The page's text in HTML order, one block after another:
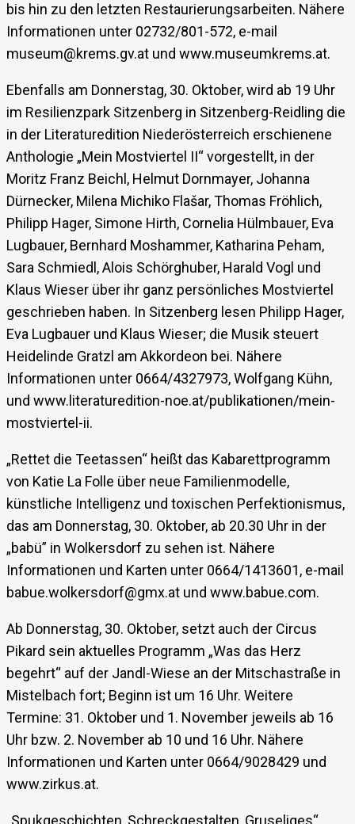
bis hin zu den letzten Restaurierungsarbeiten. Nähere
Informationen unter 02732/801-572, e-mail
museum@krems.gv.at und www.museumkrems.at.
Ebenfalls am Donnerstag, 30. Oktober, wird ab 19 Uhr
im Resilienzpark Sitzenberg in Sitzenberg-Reidling die
in der Literaturedition Niederösterreich erschienene
Anthologie „Mein Mostviertel II“ vorgestellt, in der
Moritz Franz Beichl, Helmut Dornmayer, Johanna
Dürnecker, Milena Michiko Flašar, Thomas Fröhlich,
Philipp Hager, Simone Hirth, Cornelia Hülmbauer, Eva
Lugbauer, Bernhard Moshammer, Katharina Peham,
Sara Schmiedl, Alois Schörghuber, Harald Vogl und
Klaus Wieser über ihr ganz persönliches Mostviertel
geschrieben haben. In Sitzenberg lesen Philipp Hager,
Eva Lugbauer und Klaus Wieser; die Musik steuert
Heidelinde Gratzl am Akkordeon bei. Nähere
Informationen unter 0664/4327973, Wolfgang Kühn,
und www.literaturedition-noe.at/publikationen/mein-
mostviertel-ii.
„Rettet die Teetassen“ heißt das Kabarettprogramm
von Katie La Folle über neue Familienmodelle,
künstliche Intelligenz und toxischen Perfektionismus,
das am Donnerstag, 30. Oktober, ab 20.30 Uhr in der
„babü” in Wolkersdorf zu sehen ist. Nähere
Informationen und Karten unter 0664/1413601, e-mail
babue.wolkersdorf@gmx.at und www.babue.com.
Ab Donnerstag, 30. Oktober, setzt auch der Circus
Pikard sein aktuelles Programm „Was das Herz
begehrt“ auf der Jandl-Wiese an der Mitschastraße in
Mistelbach fort; Beginn ist um 16 Uhr. Weitere
Termine: 31. Oktober und 1. November jeweils ab 16
Uhr bzw. 2. November ab 10 und 16 Uhr. Nähere
Informationen und Karten unter 0664/9028429 und
www.zirkus.at.
„Spukgeschichten, Schreckgestalten, Gruseliges“